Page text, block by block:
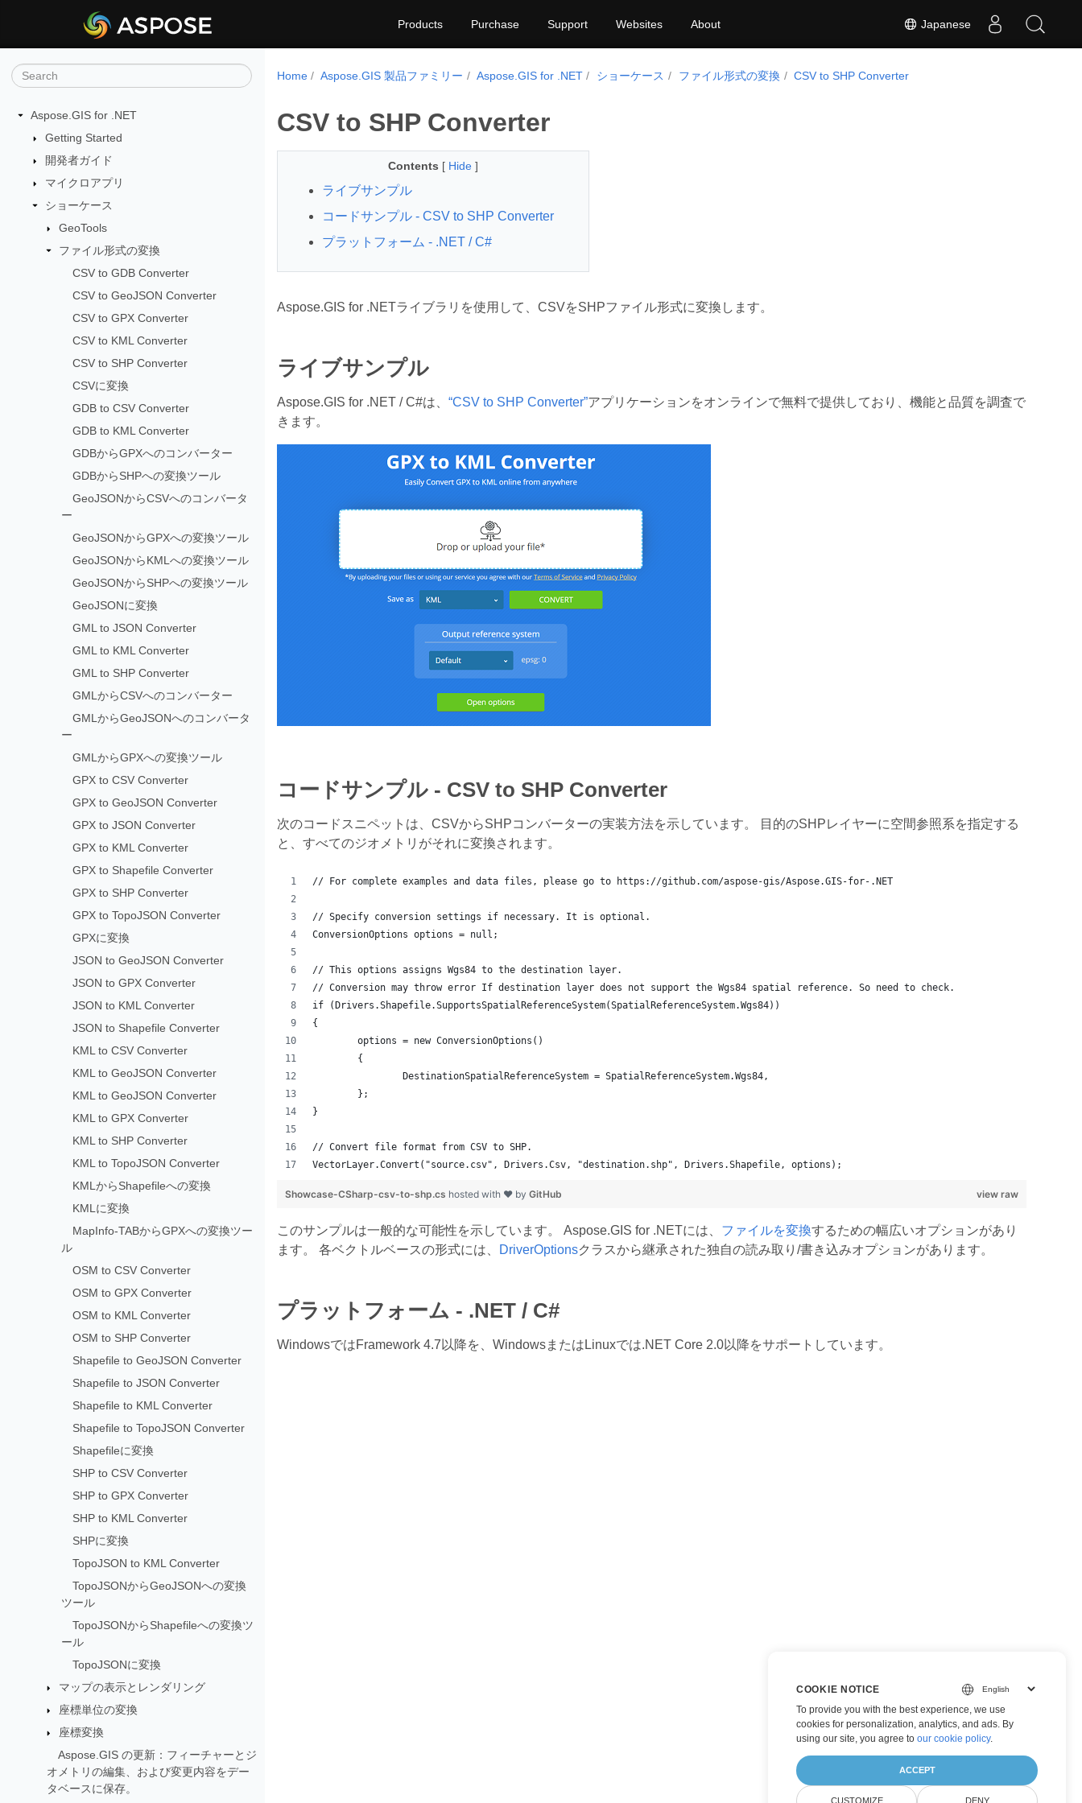
Japanese
Products Purchase Support Websites About
Aspose.GIS for .NET
Getting Started
開発者ガイド
マイクロアプリ
ショーケース
GeoTools
ファイル形式の変換
CSV to GDB Converter
CSV to GeoJSON Converter
CSV to GPX Converter
CSV to KML Converter
CSV to SHP Converter
CSVに変換
GDB to CSV Converter
GDB to KML Converter
GDBからGPXへのコンバーター
GDBからSHPへの変換ツール
GeoJSONからCSVへのコンバータ
ー
GeoJSONからGPXへの変換ツール
GeoJSONからKMLへの変換ツール
GeoJSONからSHPへの変換ツール
GeoJSONに変換
GML to JSON Converter
GML to KML Converter
GML to SHP Converter
GMLからCSVへのコンバーター
GMLからGeoJSONへのコンバータ
ー
GMLからGPXへの変換ツール
GPX to CSV Converter
GPX to GeoJSON Converter
GPX to JSON Converter
GPX to KML Converter
GPX to Shapefile Converter
GPX to SHP Converter
GPX to TopoJSON Converter
GPXに変換
JSON to GeoJSON Converter
JSON to GPX Converter
JSON to KML Converter
JSON to Shapefile Converter
KML to CSV Converter
KML to GeoJSON Converter
KML to GeoJSON Converter
KML to GPX Converter
KML to SHP Converter
KML to TopoJSON Converter
KMLからShapefileへの変換
KMLに変換
MapInfo-TABからGPXへの変換ツー
ル
OSM to CSV Converter
OSM to GPX Converter
OSM to KML Converter
OSM to SHP Converter
Shapefile to GeoJSON Converter
Shapefile to JSON Converter
Shapefile to KML Converter
Shapefile to TopoJSON Converter
Shapefileに変換
SHP to CSV Converter
SHP to GPX Converter
SHP to KML Converter
SHPに変換
TopoJSON to KML Converter
TopoJSONからGeoJSONへの変換
ツール
TopoJSONからShapefileへの変換ツ
ール
TopoJSONに変換
マップの表示とレンダリング
座標単位の変換
座標変換
Aspose.GIS の更新：フィーチャーとジ
オメトリの編集、および変更内容をデー
タベースに保存。
Home Aspose.GIS 製品ファミリー Aspose.GIS for .NET ショーケース ファイル形式の変換 CSV to SHP Converter
CSV to SHP Converter
Contents [ Hide ]
ライブサンプル
コードサンプル - CSV to SHP Converter
プラットフォーム - .NET / C#
Aspose.GIS for .NETライブラリを使用して、CSVをSHPファイル形式に変換します。
ライブサンプル
Aspose.GIS for .NET / C#は、 “CSV to SHP Converter”アプリケーションをオンラインで無料で提供しており、機能と品質を調査で
きます。
コードサンプル - CSV to SHP Converter
次のコードスニペットは、CSVからSHPコンバーターの実装方法を示しています。 目的のSHPレイヤーに空間参照系を指定する
と、すべてのジオメトリがそれに変換されます。
// For complete examples and data files, please go to https://github.com/aspose-gis/Aspose.GIS-for-.NET
// Specify conversion settings if necessary. It is optional.
ConversionOptions options = null;
// This options assigns Wgs84 to the destination layer.
// Conversion may throw error If destination layer does not support the Wgs84 spatial reference. So need to check.
if (Drivers.Shapefile.SupportsSpatialReferenceSystem(SpatialReferenceSystem.Wgs84))
{
	options = new ConversionOptions()
	{
		DestinationSpatialReferenceSystem = SpatialReferenceSystem.Wgs84,
	};
}
// Convert file format from CSV to SHP.
VectorLayer.Convert("source.csv", Drivers.Csv, "destination.shp", Drivers.Shapefile, options);
view raw
Showcase-CSharp-csv-to-shp.cs hosted with ❤ by GitHub
このサンプルは一般的な可能性を示しています。 Aspose.GIS for .NETには、 ファイルを変換するための幅広いオプションがあり
ます。 各ベクトルベースの形式には、
DriverOptionsクラスから継承された独自の読み取り/書き込みオプションがあります。
プラットフォーム - .NET / C#
WindowsではFramework 4.7以降を、WindowsまたはLinuxでは.NET Core 2.0以降をサポートしています。
COOKIE NOTICE
To provide you with the best experience, we use
cookies for personalization, analytics, and ads. By
using our site, you agree to our cookie policy.
ACCEPT
CUSTOMIZE DENY